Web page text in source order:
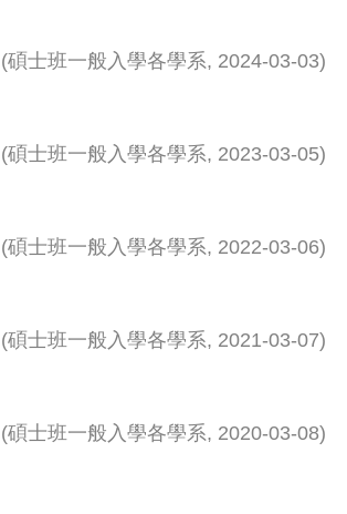
(碩士班一般入學各學系, 2024-03-03)
(碩士班一般入學各學系, 2023-03-05)
(碩士班一般入學各學系, 2022-03-06)
(碩士班一般入學各學系, 2021-03-07)
(碩士班一般入學各學系, 2020-03-08)